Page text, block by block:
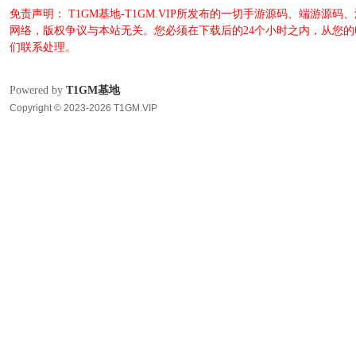
免责声明： T1GM基地-T1GM.VIP所发布的一切手游源码、端游源码
网络，版权争议与本站无关。您必须在下载后的24个小时之内，从您
们联系处理。
Powered by T1GM基地
Copyright © 2023-2026 T1GM.VIP